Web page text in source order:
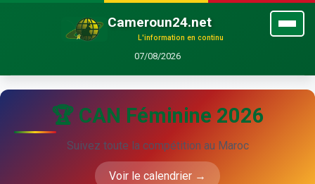
Cameroun24.net
L'information en continu
07/08/2026
🏆 CAN Féminine 2026
Suivez toute la compétition au Maroc
Voir le calendrier →